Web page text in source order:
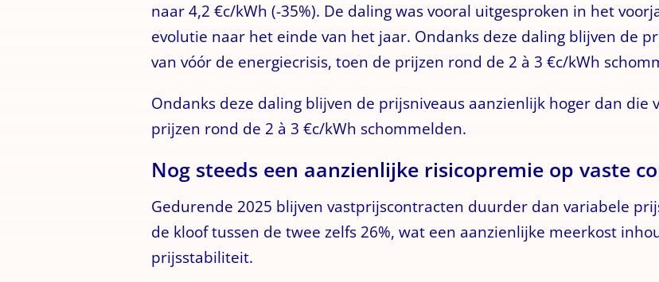
naar 4,2 €c/kWh (-35%). De daling was vooral uitgesproken in het
evolutie naar het einde van het jaar. Ondanks deze daling blijven de
van vóór de energiecrisis, toen de prijzen rond de 2 à 3 €c/kWh
Ondanks deze daling blijven de prijsniveaus aanzienlijk hoger dan die
prijzen rond de 2 à 3 €c/kWh schommelden.
Nog steeds een aanzienlijke risicopremie op vaste
Gedurende 2025 blijven vastprijscontracten duurder dan variabele
de kloof tussen de twee zelfs 26%, wat een aanzienlijke meerkost
prijsstabiliteit.